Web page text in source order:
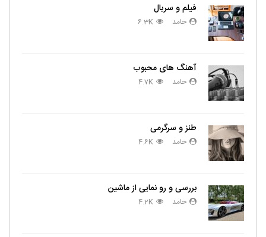
فیلم و سریال
حامد 6.3K
آهنگ های محبوب
حامد 4.7K
طنز و سرگرمی
حامد 4.6K
بررسی و رو نمایی از ماشین
حامد 4.2K